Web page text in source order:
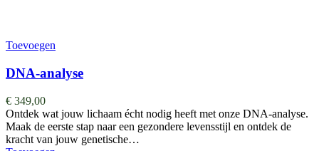
Toevoegen
DNA-analyse
€ 349,00
Ontdek wat jouw lichaam écht nodig heeft met onze DNA-analyse.
Maak de eerste stap naar een gezondere levensstijl en ontdek de
kracht van jouw genetische…